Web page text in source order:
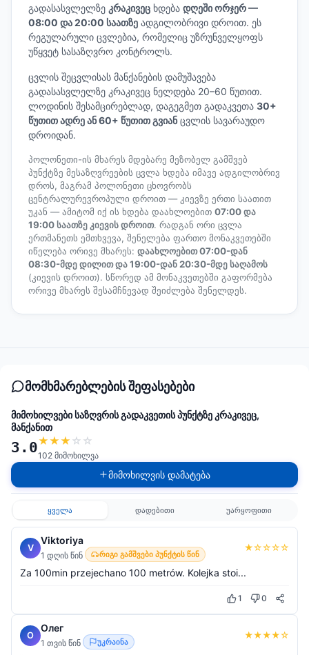
გადასასვლელზე კრაკივეც ხდება დღეში ორჯერ —
08:00 და 20:00 საათზე ადგილობრივი დროით. ეს
რეგულარული ცვლებია, რომელიც უზრუნველყოფს
უწყვეტ სასაზღვრო კონტროლს.
ცვლის შეცვლისას მანქანების დამუშავება
გადასასვლელზე კრაკივეც ნელდება 20–60 წუთით.
ლოდინის შესამცირებლად, დაგეგმეთ გადაკვეთა 30+
წუთით ადრე ან 60+ წუთით გვიანცვლის სავარაუდო
დროიდან.
პოლონეთი-ის მხარეს მდებარე მეზობელ გამშვებ
პუნქტზე მესაზღვრეების ცვლა ხდება იმავე ადგილობრივ
დროს, მაგრამ პოლონეთი ცხოვრობს
ცენტრალურევროპული დროით — კიევზე ერთი საათით
უკან — ამიტომ იქ ის ხდება დაახლოებით 07:00 და
19:00 საათზე კიევის დროით. რადგან ორი ცვლა
ერთმანეთს ემთხვევა, შენელება ფართო მონაკვეთებში
იწელება ორივე მხარეს: დაახლოებით 07:00-დან
08:30-მდე დილით და 19:00-დან 20:30-მდე საღამოს
(კიევის დროით). სწორედ ამ მონაკვეთებში გაფორმება
ორივე მხარეს შესამჩნევად შეიძლება შენელდეს.
მომხმარებლების შეფასებები
მიმოხილვები საზღვრის გადაკვეთის პუნქტზე კრაკივეც,
მანქანით
3.0★★★ ☆ ☆
102 მიმოხილვა
მიმოხილვის დამატება
ყველა დადებითი უარყოფითი
V
Viktoriya
1 დღის წინ რიგი გამშვები პუნქტის წინ
★☆☆☆☆
Za 100min przejechano 100 metrów. Kolejka stoi...
1 0
О
Олег
1 თვის წინ უკრაინა
★★★★☆